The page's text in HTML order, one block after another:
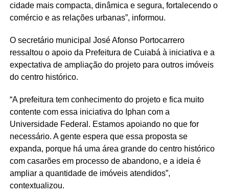
cidade mais compacta, dinâmica e segura, fortalecendo o
comércio e as relações urbanas”, informou.
O secretário municipal José Afonso Portocarrero
ressaltou o apoio da Prefeitura de Cuiabá à iniciativa e a
expectativa de ampliação do projeto para outros imóveis
do centro histórico.
“A prefeitura tem conhecimento do projeto e fica muito
contente com essa iniciativa do Iphan com a
Universidade Federal. Estamos apoiando no que for
necessário. A gente espera que essa proposta se
expanda, porque há uma área grande do centro histórico
com casarões em processo de abandono, e a ideia é
ampliar a quantidade de imóveis atendidos”,
contextualizou.